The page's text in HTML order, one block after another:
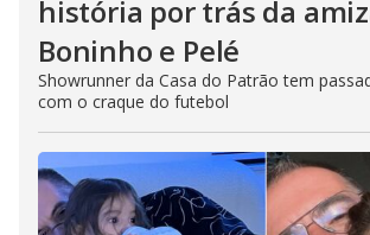
história por trás da
Boninho e Pelé
Showrunner da Casa do Patrão tem
com o craque do futebol